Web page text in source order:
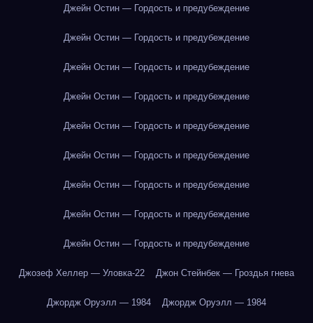
Джейн Остин — Гордость и предубеждение
Джейн Остин — Гордость и предубеждение
Джейн Остин — Гордость и предубеждение
Джейн Остин — Гордость и предубеждение
Джейн Остин — Гордость и предубеждение
Джейн Остин — Гордость и предубеждение
Джейн Остин — Гордость и предубеждение
Джейн Остин — Гордость и предубеждение
Джейн Остин — Гордость и предубеждение
Джозеф Хеллер — Уловка-22 Джон Стейнбек — Гроздья гнева
Джордж Оруэлл — 1984 Джордж Оруэлл — 1984